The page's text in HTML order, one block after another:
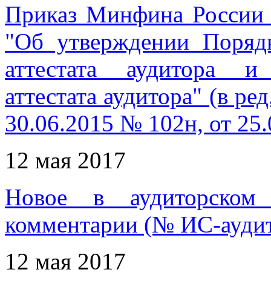
Приказ Минфина
"Об утверждении
аттестата аудитора
аттестата аудитора" (в
30.06.2015 № 102н, от
12 мая 2017
Новое в аудиторском
комментарии (№ ИС-
12 мая 2017